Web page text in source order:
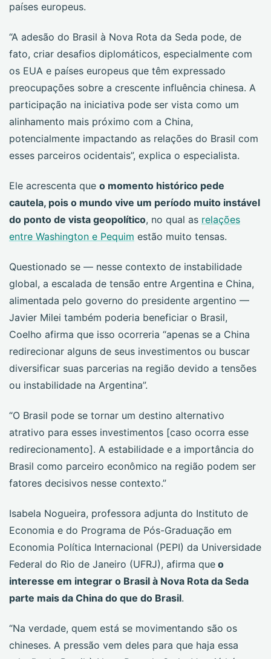
países europeus.
“A adesão do Brasil à Nova Rota da Seda pode, de
fato, criar desafios diplomáticos, especialmente com
os EUA e países europeus que têm expressado
preocupações sobre a crescente influência chinesa. A
participação na iniciativa pode ser vista como um
alinhamento mais próximo com a China,
potencialmente impactando as relações do Brasil com
esses parceiros ocidentais”, explica o especialista.
Ele acrescenta que o momento histórico pede
cautela, pois o mundo vive um período muito instável
do ponto de vista geopolítico, no qual as relações
entre Washington e Pequim estão muito tensas.
Questionado se — nesse contexto de instabilidade
global, a escalada de tensão entre Argentina e China,
alimentada pelo governo do presidente argentino —
Javier Milei também poderia beneficiar o Brasil,
Coelho afirma que isso ocorreria “apenas se a China
redirecionar alguns de seus investimentos ou buscar
diversificar suas parcerias na região devido a tensões
ou instabilidade na Argentina”.
“O Brasil pode se tornar um destino alternativo
atrativo para esses investimentos [caso ocorra esse
redirecionamento]. A estabilidade e a importância do
Brasil como parceiro econômico na região podem ser
fatores decisivos nesse contexto.”
Isabela Nogueira, professora adjunta do Instituto de
Economia e do Programa de Pós-Graduação em
Economia Política Internacional (PEPI) da Universidade
Federal do Rio de Janeiro (UFRJ), afirma que o
interesse em integrar o Brasil à Nova Rota da Seda
parte mais da China do que do Brasil.
“Na verdade, quem está se movimentando são os
chineses. A pressão vem deles para que haja essa